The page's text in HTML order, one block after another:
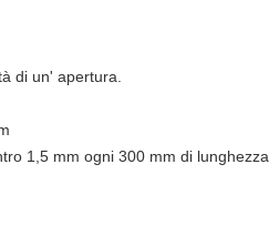
di un' apertura.
1,5 mm ogni 300 mm di lunghezza